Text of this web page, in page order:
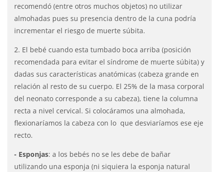
recomendó (entre otros muchos objetos) no utilizar
almohadas pues su presencia dentro de la cuna podría
incrementar el riesgo de muerte súbita.
2. El bebé cuando esta tumbado boca arriba (posición
recomendada para evitar el síndrome de muerte súbita) y
dadas sus características anatómicas (cabeza grande en
relación al resto de su cuerpo. El 25% de la masa corporal
del neonato corresponde a su cabeza), tiene la columna
recta a nivel cervical. Si colocáramos una almohada,
flexionaríamos la cabeza con lo que desviaríamos ese eje
recto.
- Esponjas: a los bebés no se les debe de bañar
utilizando una esponja (ni siquiera la esponja natural